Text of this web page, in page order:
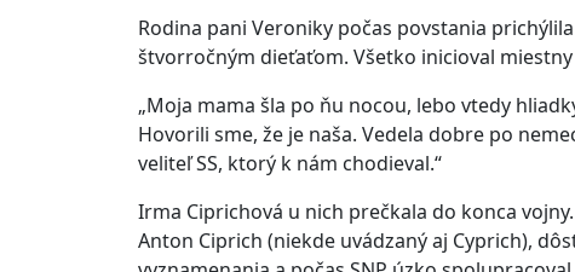
Rodina pani Veroniky počas povstania
štvorročným dieťaťom. Všetko inicioval miestny
„Moja mama šla po ňu nocou, lebo vtedy
Hovorili sme, že je naša. Vedela dobre po
veliteľ SS, ktorý k nám chodieval.“
Irma Ciprichová u nich prečkala do konca
Anton Ciprich (niekde uvádzaný aj Cyprich),